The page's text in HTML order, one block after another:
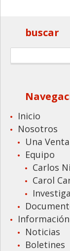
buscar
Inicio
Nosotros
Una
Equipo
Carlos
Carol
Información
Noticias
Boletines